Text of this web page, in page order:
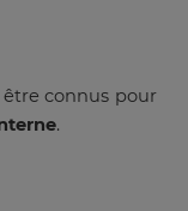
connus pour
.